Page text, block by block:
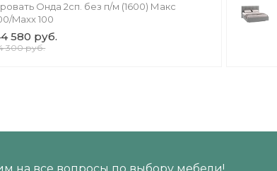
Онда 2сп. без п/м (1600) Макс
Maxx 100
580 руб.
300 руб.